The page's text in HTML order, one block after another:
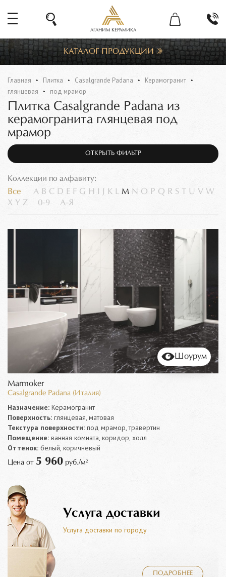
АГАНИМ КЕРАМИКА
КАТАЛОГ ПРОДУКЦИИ
Главная Плитка Casalgrande Padana
Керамогранит
глянцевая
под мрамор
Плитка Casalgrande Padana из
керамогранита глянцевая под
мрамор
ОТКРЫТЬ ФИЛЬТР
Коллекции по алфавиту:
Все A B C D E F G H K L M N O P Q R S U V W
X Y Z 0-9 А-Я
Шоурум
Marmoker
Casalgrande Padana (Италия)
Назначение: Керамогранит
Поверхность: глянцевая, матовая
Текстура поверхности: под мрамор, травертин
Помещение: ванная комната, коридор, холл
Оттенок: белый, коричневый
Цена от 5 960 руб./м²
Услуга доставки
Услуга доставки по городу
ПОДРОБНЕЕ